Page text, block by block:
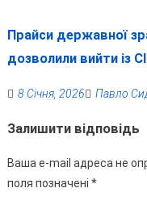
Прайси державної
дозволили вийти із
8 Січня, 2026 Павло
Залишити відповідь
Ваша e-mail адреса не
поля позначені *